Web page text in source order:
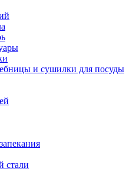
и сушилки для посуды
стали